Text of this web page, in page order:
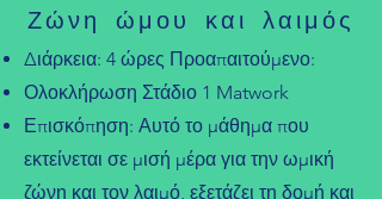
Ζώνη ώμου και λαιμός
Διάρκεια: 4 ώρες Προαπαιτούμενο:
Ολοκλήρωση Στάδιο 1 Matwork
Επισκόπηση: Αυτό το μάθημα που
εκτείνεται σε μισή μέρα για την ωμική
ζώνη και τον λαιμό, εξετάζει τη δομή και